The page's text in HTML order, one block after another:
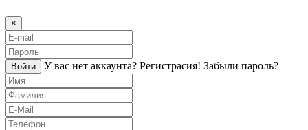
×
Войти У вас нет аккаунта? Регистраcия! Забыли пароль?